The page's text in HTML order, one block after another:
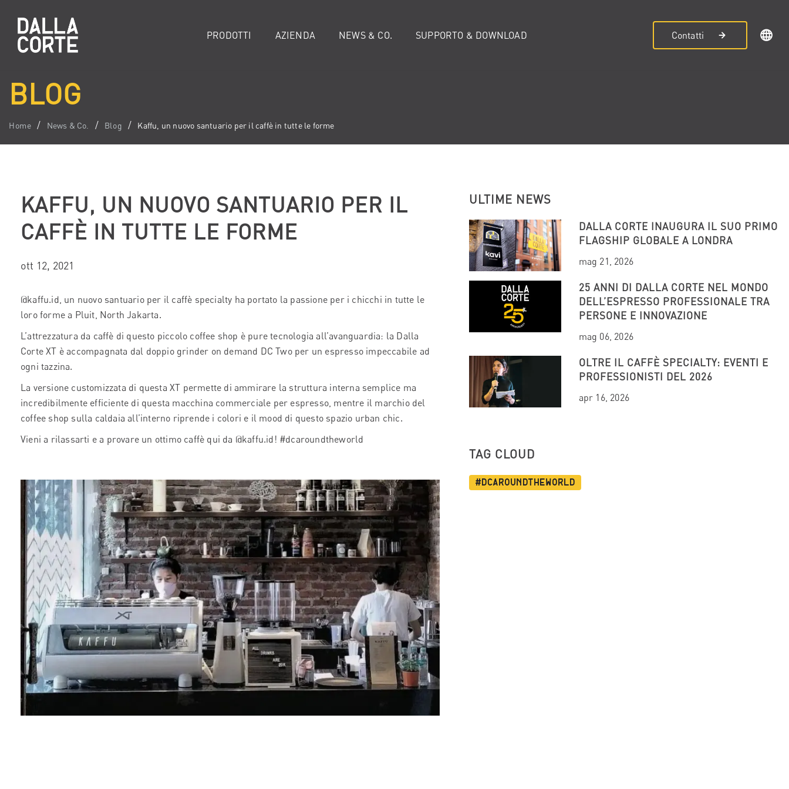
PRODOTTI AZIENDA NEWS & CO. SUPPORTO & DOWNLOAD Contatti
BLOG
Home News & Co. Blog Kaffu, un nuovo santuario per il caffè in tutte le forme
KAFFU, UN NUOVO SANTUARIO PER IL
CAFFÈ IN TUTTE LE FORME
ott 12, 2021
@kaffu.id, un nuovo santuario per il caffè specialty ha portato la passione per i chicchi in tutte le
loro forme a Pluit, North Jakarta.
L’attrezzatura da caffè di questo piccolo coffee shop è pure tecnologia all’avanguardia: la Dalla
Corte XT è accompagnata dal doppio grinder on demand DC Two per un espresso impeccabile ad
ogni tazzina.
La versione customizzata di questa XT permette di ammirare la struttura interna semplice ma
incredibilmente efficiente di questa macchina commerciale per espresso, mentre il marchio del
coffee shop sulla caldaia all’interno riprende i colori e il mood di questo spazio urban chic.
Vieni a rilassarti e a provare un ottimo caffè qui da @kaffu.id! #dcaroundtheworld
ULTIME NEWS
DALLA CORTE INAUGURA IL SUO PRIMO
FLAGSHIP GLOBALE A LONDRA
mag 21, 2026
25 ANNI DI DALLA CORTE NEL MONDO
DELL’ESPRESSO PROFESSIONALE TRA
PERSONE E INNOVAZIONE
mag 06, 2026
OLTRE IL CAFFÈ SPECIALTY: EVENTI E
PROFESSIONISTI DEL 2026
apr 16, 2026
TAG CLOUD
#dcaroundtheworld